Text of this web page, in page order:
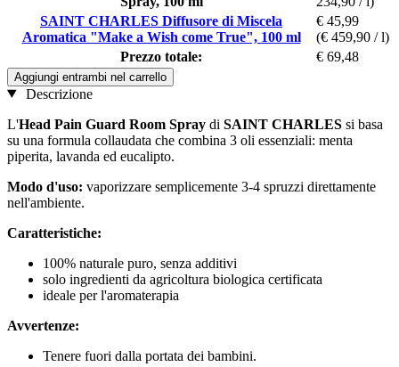
SAINT CHARLES Diffusore di Miscela
Aromatica "Make a Wish come True", 100 ml
€ 45,99
(€ 459,90 / l)
Prezzo totale:
€ 69,48
Aggiungi entrambi nel carrello
Descrizione
L'Head Pain Guard Room Spray di SAINT CHARLES si basa
su una formula collaudata che combina 3 oli essenziali: menta
piperita, lavanda ed eucalipto.
Modo d'uso: vaporizzare semplicemente 3-4 spruzzi direttamente
nell'ambiente.
Caratteristiche:
100% naturale puro, senza additivi
solo ingredienti da agricoltura biologica certificata
ideale per l'aromaterapia
Avvertenze:
Tenere fuori dalla portata dei bambini.